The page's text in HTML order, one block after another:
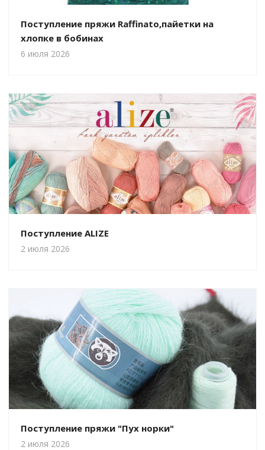
Поступление пряжи Raffinato,пайетки на
хлопке в бобинах
6 июля 2026
Поступление ALIZE
2 июля 2026
Поступление пряжи "Пух норки"
2 июля 2026